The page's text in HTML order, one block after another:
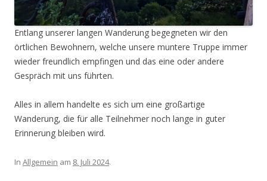
Entlang unserer langen Wanderung begegneten wir den
örtlichen Bewohnern, welche unsere muntere Truppe immer
wieder freundlich empfingen und das eine oder andere
Gespräch mit uns führten.
Alles in allem handelte es sich um eine großartige
Wanderung, die für alle Teilnehmer noch lange in guter
Erinnerung bleiben wird.
In Allgemein am 8. Juli 2024.